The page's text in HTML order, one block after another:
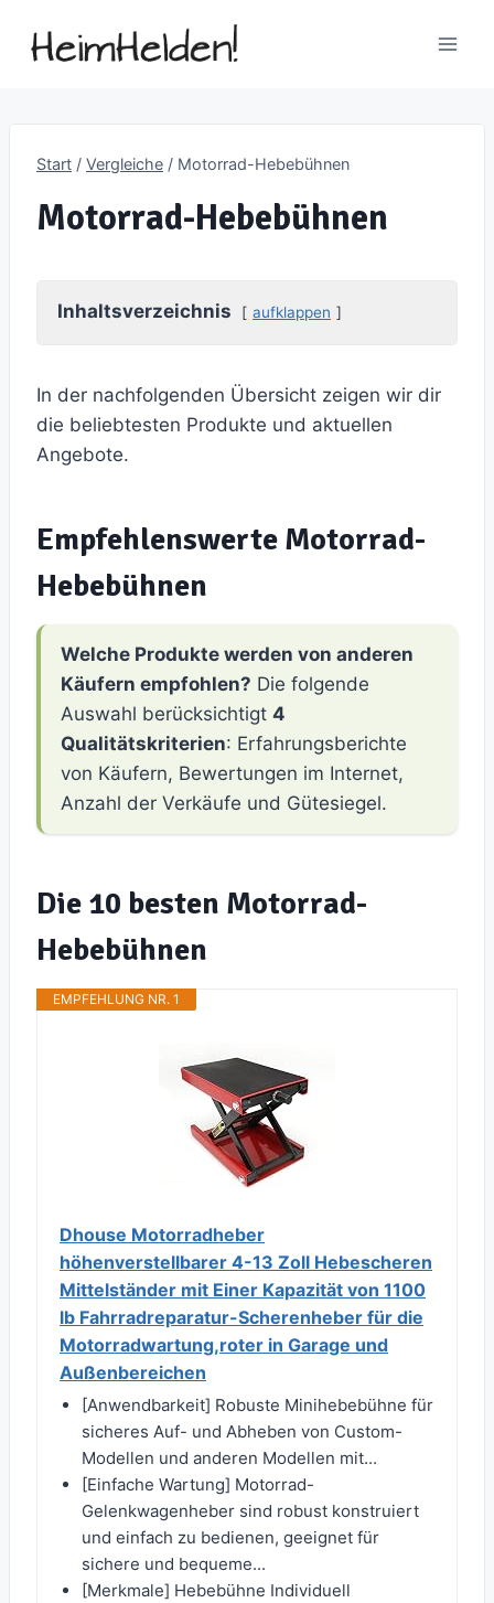
Inhalt
Start / Vergleiche / Motorrad-Hebebühnen
Motorrad-Hebebühnen
Inhaltsverzeichnis aufklappen
In der nachfolgenden Übersicht zeigen wir dir
die beliebtesten Produkte und aktuellen
Angebote.
Empfehlenswerte Motorrad-
Hebebühnen
Welche Produkte werden von anderen
Käufern empfohlen? Die folgende
Auswahl berücksichtigt 4
Qualitätskriterien: Erfahrungsberichte
von Käufern, Bewertungen im Internet,
Anzahl der Verkäufe und Gütesiegel.
Die 10 besten Motorrad-
Hebebühnen
EMPFEHLUNG NR. 1
Dhouse Motorradheber
höhenverstellbarer 4-13 Zoll Hebescheren
Mittelständer mit Einer Kapazität von 1100
lb Fahrradreparatur-Scherenheber für die
Motorradwartung,roter in Garage und
Außenbereichen
[Anwendbarkeit] Robuste Minihebebühne für
sicheres Auf- und Abheben von Custom-
Modellen und anderen Modellen mit...
[Einfache Wartung] Motorrad-
Gelenkwagenheber sind robust konstruiert
und einfach zu bedienen, geeignet für
sichere und bequeme...
[Merkmale] Hebebühne Individuell